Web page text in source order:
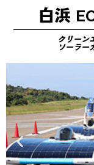
白浜
クリーン
ソーラー